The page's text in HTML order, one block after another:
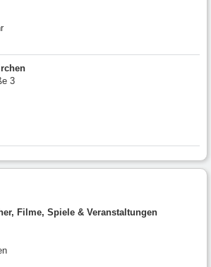
3
Filme, Spiele & Veranstaltungen